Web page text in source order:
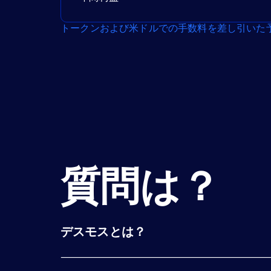
トークンおよび米ドルでの手数料を差し引いた
質問は？
デスモスとは？